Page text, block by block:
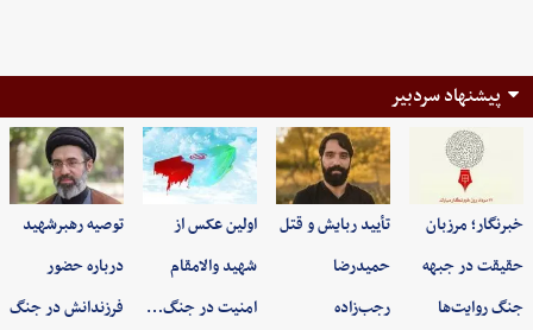
پیشنهاد سردبیر
خبرنگار؛ مرزبان
حقیقت در جبهه
جنگ روایت‌ها
تأیید ربایش و قتل
حمیدرضا
رجب‌زاده
اولین عکس از
شهید والامقام
امنیت در جنگ…
توصیه رهبرشهید
درباره حضور
فرزندانش در جنگ